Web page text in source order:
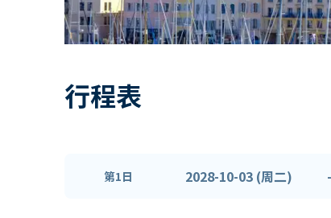
行程表
第1日 2028-10-03 (周二) -